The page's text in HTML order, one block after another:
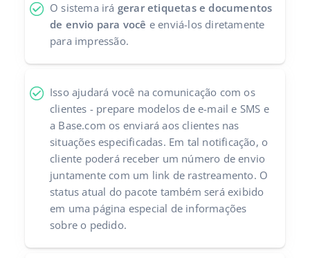
O sistema irá gerar etiquetas e documentos
de envio para você e enviá-los diretamente
para impressão.
Isso ajudará você na comunicação com os
clientes - prepare modelos de e-mail e SMS e
a Base.com os enviará aos clientes nas
situações especificadas. Em tal notificação, o
cliente poderá receber um número de envio
juntamente com um link de rastreamento. O
status atual do pacote também será exibido
em uma página especial de informações
sobre o pedido.